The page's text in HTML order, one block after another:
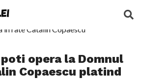
opera la Domnul
Copaescu platind